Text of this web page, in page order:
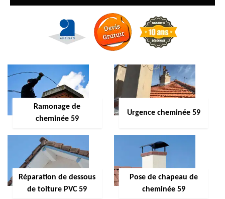
Ramonage de
cheminée 59
Urgence cheminée 59
Réparation de dessous
de toiture PVC 59
Pose de chapeau de
cheminée 59